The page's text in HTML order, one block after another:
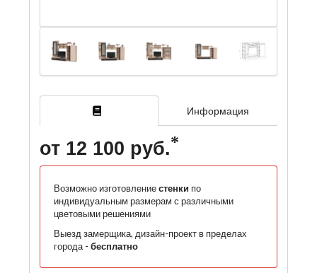
Информация
от 12 100 руб.
Возможно изготовлениестенки по
индивидуальным размерам с различными
цветовыми решениями
Выезд замерщика, дизайн-проект в пределах
города - бесплатно